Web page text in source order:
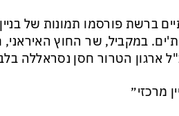
ברשת פורסמו תמונות של
במקביל, שר החוץ האיראני,
ארגון הטרור חסן נסראללה
מרכזי״